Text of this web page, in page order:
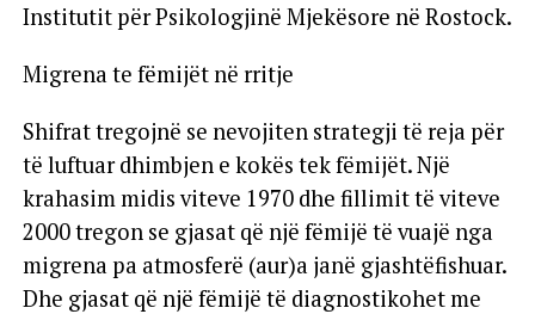
Institutit për Psikologjinë Mjekësore në Rostock.
Migrena te fëmijët në rritje
Shifrat tregojnë se nevojiten strategji të reja për
të luftuar dhimbjen e kokës tek fëmijët. Një
krahasim midis viteve 1970 dhe fillimit të viteve
2000 tregon se gjasat që një fëmijë të vuajë nga
migrena pa atmosferë (aur)a janë gjashtëfishuar.
Dhe gjasat që një fëmijë të diagnostikohet me